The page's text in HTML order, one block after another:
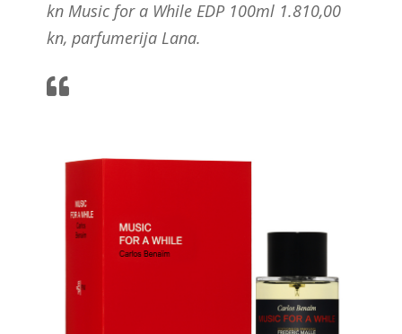
kn Music for a While EDP 100ml 1.810,00
kn, parfumerija Lana.